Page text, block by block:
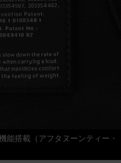
能搭載（アフタヌーンティー・